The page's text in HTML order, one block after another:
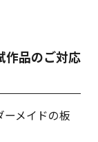
作品のご対応
メイドの板